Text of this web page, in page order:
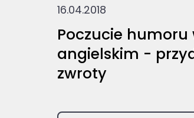
16.04.2018
Poczucie humoru
angielskim -
zwroty